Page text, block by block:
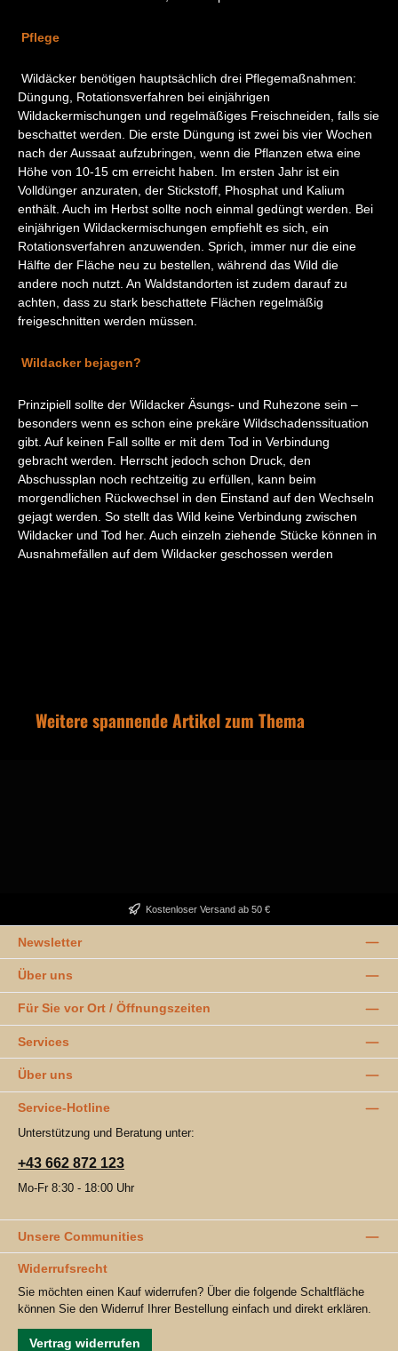
Pflege
Wildäcker benötigen hauptsächlich drei Pflegemaßnahmen:
Düngung, Rotationsverfahren bei einjährigen
Wildackermischungen und regelmäßiges Freischneiden, falls sie
beschattet werden. Die erste Düngung ist zwei bis vier Wochen
nach der Aussaat aufzubringen, wenn die Pflanzen etwa eine
Höhe von 10-15 cm erreicht haben. Im ersten Jahr ist ein
Volldünger anzuraten, der Stickstoff, Phosphat und Kalium
enthält. Auch im Herbst sollte noch einmal gedüngt werden. Bei
einjährigen Wildackermischungen empfiehlt es sich, ein
Rotationsverfahren anzuwenden. Sprich, immer nur die eine
Hälfte der Fläche neu zu bestellen, während das Wild die
andere noch nutzt. An Waldstandorten ist zudem darauf zu
achten, dass zu stark beschattete Flächen regelmäßig
freigeschnitten werden müssen.
Wildacker bejagen?
Prinzipiell sollte der Wildacker Äsungs- und Ruhezone sein –
besonders wenn es schon eine prekäre Wildschadenssituation
gibt. Auf keinen Fall sollte er mit dem Tod in Verbindung
gebracht werden. Herrscht jedoch schon Druck, den
Abschussplan noch rechtzeitig zu erfüllen, kann beim
morgendlichen Rückwechsel in den Einstand auf den Wechseln
gejagt werden. So stellt das Wild keine Verbindung zwischen
Wildacker und Tod her. Auch einzeln ziehende Stücke können in
Ausnahmefällen auf dem Wildacker geschossen werden
Weitere spannende Artikel zum Thema
Kostenloser Versand ab 50 €
Newsletter
Über uns
Für Sie vor Ort / Öffnungszeiten
Services
Über uns
Service-Hotline
Unterstützung und Beratung unter:
+43 662 872 123
Mo-Fr 8:30 - 18:00 Uhr
Unsere Communities
Widerrufsrecht
Sie möchten einen Kauf widerrufen? Über die folgende Schaltfläche
können Sie den Widerruf Ihrer Bestellung einfach und direkt erklären.
Vertrag widerrufen